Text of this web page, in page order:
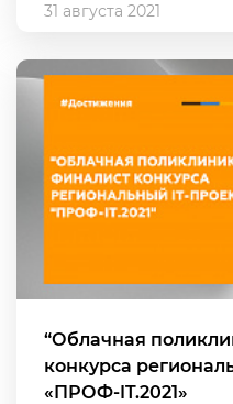
31 августа 2021
“Облачная
конкурса
«ПРОФ-IT.2021»